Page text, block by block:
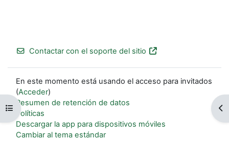
Abrir índice del curso
Contactar con el soporte del sitio
En este momento está usando el acceso para invitados
(Acceder)
Resumen de retención de datos
Políticas
Descargar la app para dispositivos móviles
Cambiar al tema estándar